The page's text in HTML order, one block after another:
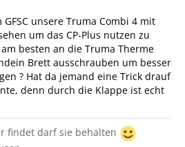
unsere Truma Combi 4 mit
um das CP-Plus nutzen zu
besten an die Truma Therme
Brett ausschrauben um besser
? Hat da jemand eine Trick drauf
denn durch die Klappe ist echt
findet darf sie behalten